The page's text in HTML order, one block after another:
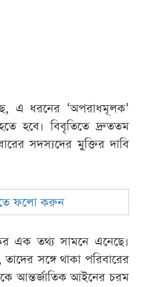
এ ধরনের ‘অপরাধমূলক’
হবে। বিবৃতিতে দ্রুততম
সদস্যদের মুক্তির দাবি
ফলো করুন
এক তথ্য সামনে এনেছে।
সঙ্গে থাকা পরিবারের
আন্তর্জাতিক আইনের চরম